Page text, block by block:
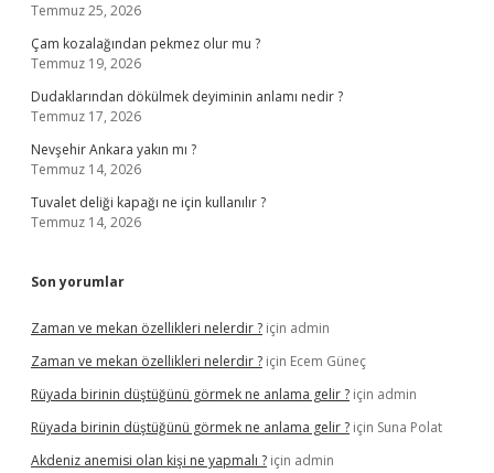
Temmuz 25, 2026
Çam kozalağından pekmez olur mu ?
Temmuz 19, 2026
Dudaklarından dökülmek deyiminin anlamı nedir ?
Temmuz 17, 2026
Nevşehir Ankara yakın mı ?
Temmuz 14, 2026
Tuvalet deliği kapağı ne için kullanılır ?
Temmuz 14, 2026
Son yorumlar
Zaman ve mekan özellikleri nelerdir ? için admin
Zaman ve mekan özellikleri nelerdir ? için Ecem Güneç
Rüyada birinin düştüğünü görmek ne anlama gelir ? için admin
Rüyada birinin düştüğünü görmek ne anlama gelir ? için Suna Polat
Akdeniz anemisi olan kişi ne yapmalı ? için admin